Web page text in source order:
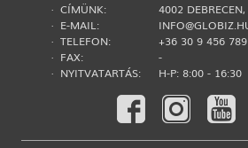
· CÍMÜNK:
4002
· E-MAIL:
· TELEFON:
+36 30 9 456 789
· FAX:
-
· NYITVATARTÁS:
H-P: 8:00 - 16:30